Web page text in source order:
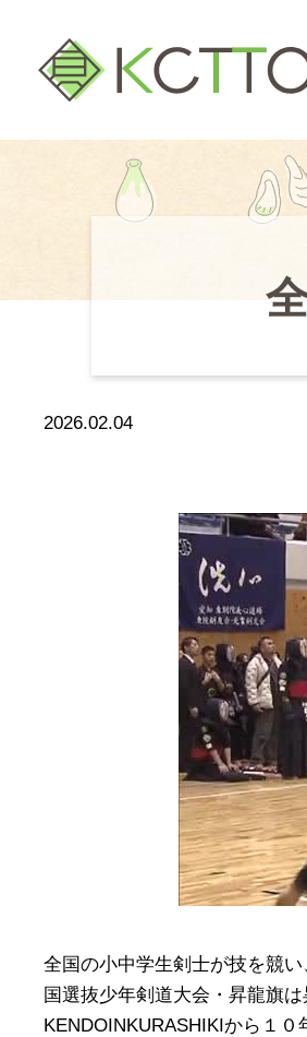
2026.02.04
全国の小中学生剣士が技を競
国選抜少年剣道大会・昇龍旗
KENDOINKURASHIKIから１